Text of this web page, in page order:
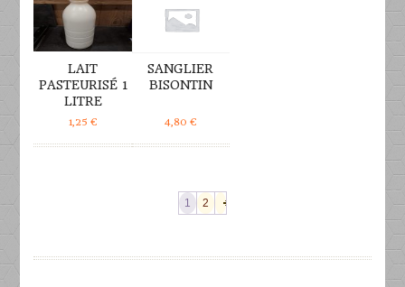
LAIT
PASTEURISÉ 1
LITRE
1,25 €
SANGLIER
BISONTIN
4,80 €
1 2